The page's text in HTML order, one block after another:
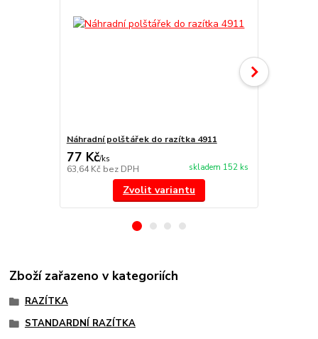
Náhradní polštářek do razítka 4911
77 Kč/ks
63,64 Kč bez DPH skladem 152 ks
Zvolit variantu
Zboží zařazeno v kategoriích
RAZÍTKA
STANDARDNÍ RAZÍTKA